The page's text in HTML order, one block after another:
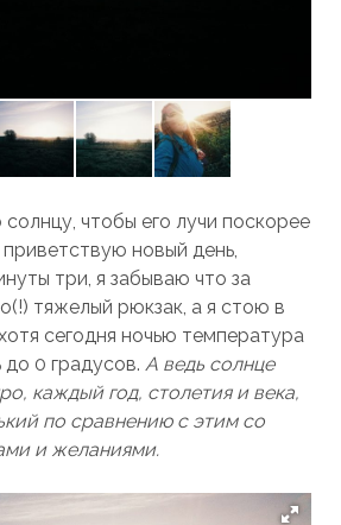
чтобы его лучи поскорее
приветствую новый день,
три, я забываю что за
тяжелый рюкзак, а я стою в
сегодня ночью температура
до 0 градусов. А ведь солнце
каждый год, столетия и века,
по сравнению с этим со
и желаниями.